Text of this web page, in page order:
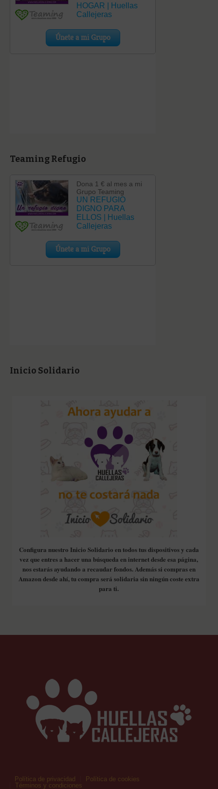
Teaming Refugio
Inicio Solidario
Configura nuestro Inicio Solidario en todos tus dispositivos y cada
vez que entres a hacer una búsqueda en internet desde esa página,
nos estarás ayudando a recaudar fondos. Además si compras en
Amazon desde ahí, tu compra será solidaria sin ningún coste extra
para ti.
Política de privacidad
Política de cookies
Términos y condiciones